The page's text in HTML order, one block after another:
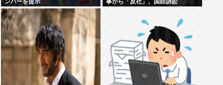
ンバーを提示
事から「反社」、国賠訴訟